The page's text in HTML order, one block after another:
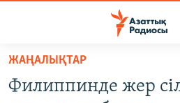
Skip
main
ЖАҢАЛЫҚТАР
Филиппинде жер